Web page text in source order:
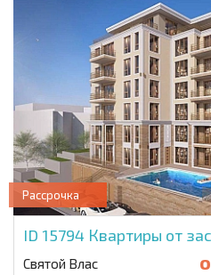
Рассрочка
ID 15794 Квартиры от
Святой Влас